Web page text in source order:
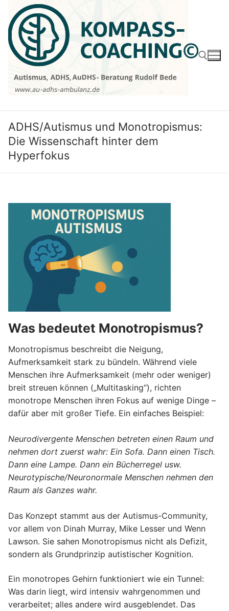
Inhalt
springen
ADHS/Autismus und Monotropismus:
Die Wissenschaft hinter dem
Hyperfokus
Was bedeutet Monotropismus?
Monotropismus beschreibt die Neigung,
Aufmerksamkeit stark zu bündeln. Während viele
Menschen ihre Aufmerksamkeit (mehr oder weniger)
breit streuen können („Multitasking“), richten
monotrope Menschen ihren Fokus auf wenige Dinge –
dafür aber mit großer Tiefe. Ein einfaches Beispiel:
Neurodivergente Menschen betreten einen Raum und
nehmen dort zuerst wahr: Ein Sofa. Dann einen Tisch.
Dann eine Lampe. Dann ein Bücherregel usw.
Neurotypische/Neuronormale Menschen nehmen den
Raum als Ganzes wahr.
Das Konzept stammt aus der Autismus-Community,
vor allem von Dinah Murray, Mike Lesser und Wenn
Lawson. Sie sahen Monotropismus nicht als Defizit,
sondern als Grundprinzip autistischer Kognition.
Ein monotropes Gehirn funktioniert wie ein Tunnel:
Was darin liegt, wird intensiv wahrgenommen und
verarbeitet; alles andere wird ausgeblendet. Das